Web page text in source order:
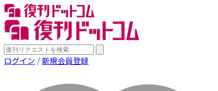
ログイン /新規会員登録